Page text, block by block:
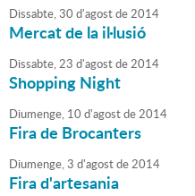
Dissabte,30 d'agostde2014
Mercat de la il·lusió
Dissabte,23 d'agostde2014
Shopping Night
Diumenge, 10 d'agostde2014
Fira de Brocanters
Diumenge,3 d'agostde2014
Fira d'artesania